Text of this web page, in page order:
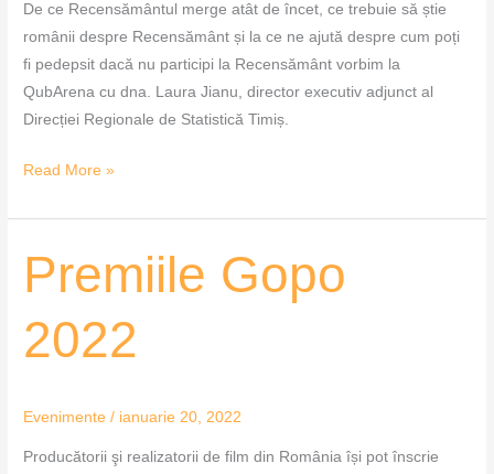
De ce Recensământul merge atât de încet, ce trebuie să știe
românii despre Recensământ și la ce ne ajută despre cum poți
fi pedepsit dacă nu participi la Recensământ vorbim la
QubArena cu dna. Laura Jianu, director executiv adjunct al
Direcției Regionale de Statistică Timiș.
Read More »
Premiile Gopo
2022
Evenimente / ianuarie 20, 2022
Producătorii şi realizatorii de film din România își pot înscrie
Premiile
Gopo